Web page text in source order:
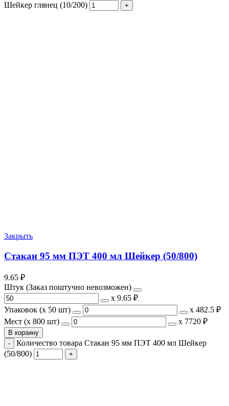
Шейкер глянец (10/200)
Закрыть
Стакан 95 мм ПЭТ 400 мл Шейкер (50/800)
9.65 ₽
Штук (Заказ поштучно невозможен)
х 9.65 ₽
Упаковок (x 50 шт)
х 482.5 ₽
Мест (x 800 шт)
х 7720 ₽
В корзину
Количество товара Стакан 95 мм ПЭТ 400 мл Шейкер
(50/800)